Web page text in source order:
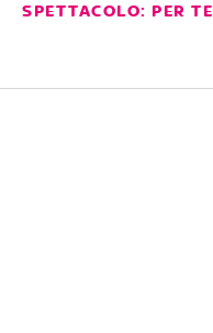
SPETTACOLO: PER TE